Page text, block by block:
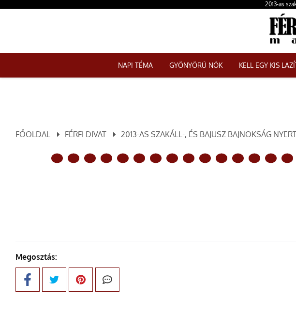
2013-as
NAPI TÉMA GYÖNYÖRŰ NŐK KELL EGY KIS
FŐOLDAL FÉRFI DIVAT 2013-AS SZAKÁLL-, ÉS BAJUSZ BAJNOKSÁG
Megosztás: